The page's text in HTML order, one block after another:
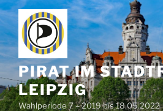
Zum
Inhalt
springen
PIRAT IM
LEIPZIG
Wahlperiode 7 – 2019 bis 18.05.2022